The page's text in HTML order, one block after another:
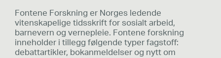
Fontene Forskning er Norges ledende
vitenskapelige tidsskrift for sosialt arbeid,
barnevern og vernepleie. Fontene forskning
inneholder i tillegg følgende typer fagstoff:
debattartikler, bokanmeldelser og nytt om